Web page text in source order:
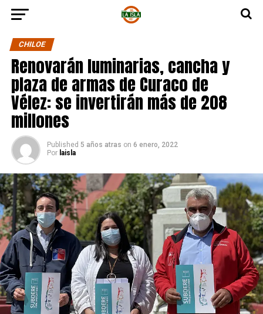
CHILOE
Renovarán luminarias, cancha y
plaza de armas de Curaco de
Vélez: se invertirán más de 208
millones
Published 5 años atras on 6 enero, 2022
Por laisla